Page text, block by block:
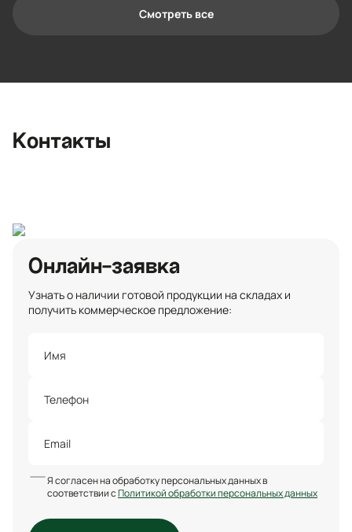
Смотреть все
Контактыopt@ecotermix.ru
Онлайн-заявка
Узнать о наличии готовой продукции на складах и
получить коммерческое предложение:
Я согласен на обработку персональных данных в
соответствии сПолитикой обработки персональных данных